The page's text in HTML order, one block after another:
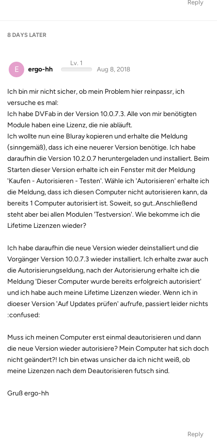
Reply
8 DAYS LATER
E ergo-hh
Lv. 1
Aug 8, 2018
Ich bin mir nicht sicher, ob mein Problem hier reinpassr, ich
versuche es mal:
Ich habe DVFab in der Version 10.0.7.3. Alle von mir benötigten
Module haben eine Lizenz, die nie abläuft.
Ich wollte nun eine Bluray kopieren und erhalte die Meldung
(sinngemäß), dass ich eine neuerer Version benötige. Ich habe
daraufhin die Version 10.2.0.7 heruntergeladen und installiert. Beim
Starten dieser Version erhalte ich ein Fenster mit der Meldung
'Kaufen - Autorisieren - Testen'. Wähle ich 'Autorisieren' erhalte ich
die Meldung, dass ich diesen Computer nicht autorisieren kann, da
bereits 1 Computer autorisiert ist. Soweit, so gut..Anschließend
steht aber bei allen Modulen 'Testversion'. Wie bekomme ich die
Lifetime Lizenzen wieder?
Ich habe daraufhin die neue Version wieder deinstalliert und die
Vorgänger Version 10.0.7.3 wieder installiert. Ich erhalte zwar auch
die Autorisierungseldung, nach der Autorisierung erhalte ich die
Meldung 'Dieser Computer wurde bereits erfolgreich autorisiert'
und ich habe auch meine Lifetime Lizenzen wieder. Wenn ich in
dioeser Version 'Auf Updates prüfen' aufrufe, passiert leider nichts
:confused:
Muss ich meinen Computer erst einmal deautorisieren und dann
die neue Version wieder autorisiere? Mein Computer hat sich doch
nicht geändert?! Ich bin etwas unsicher da ich nicht weiß, ob
meine Lizenzen nach dem Deautorisieren futsch sind.
Gruß ergo-hh
Reply